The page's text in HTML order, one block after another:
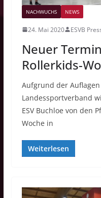
NACHWUCHS NEWS
24. Mai 2020 ESVB
Neuer
Rollerkids-
Aufgrund der
Landessportverband
ESV Buchloe von den
Woche in
Weiterlesen